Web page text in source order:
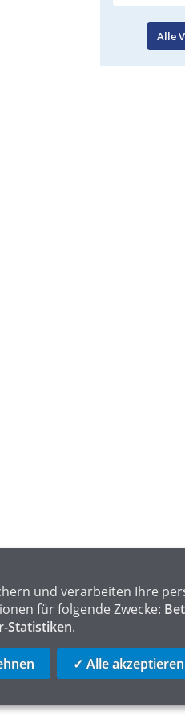
Alle
FAQ
LOGISTICS
und verarbeiten Ihre
für folgende Zwecke:
Statistiken.
✓ Alle akzeptieren